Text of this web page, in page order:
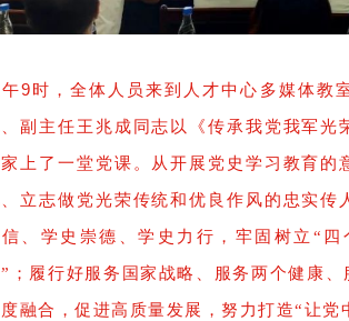
9时，全体人员来到人才中心多媒体教
副主任王兆成同志以《传承我党我军
家上了一堂党课。从开展党史学习教育
、立志做党光荣传统和优良作风的忠实
、学史崇德、学史力行，牢固树立“
；履行好服务国家战略、服务两个健康
融合，促进高质量发展，努力打造“让党